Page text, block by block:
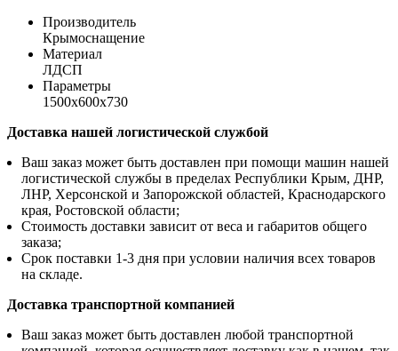
Производитель
Крымоснащение
Материал
ЛДСП
Параметры
1500х600х730
Доставка нашей логистической службой
Ваш заказ может быть доставлен при помощи машин нашей
логистической службы в пределах Республики Крым, ДНР,
ЛНР, Херсонской и Запорожской областей, Краснодарского
края, Ростовской области;
Стоимость доставки зависит от веса и габаритов общего
заказа;
Срок поставки 1-3 дня при условии наличия всех товаров
на складе.
Доставка транспортной компанией
Ваш заказ может быть доставлен любой транспортной